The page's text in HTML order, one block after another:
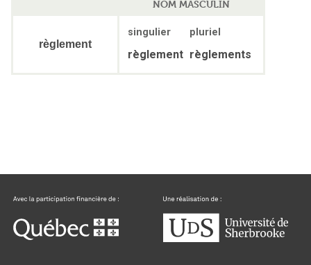
NOM MASCULIN
règlement
singulier pluriel
règlement règlements